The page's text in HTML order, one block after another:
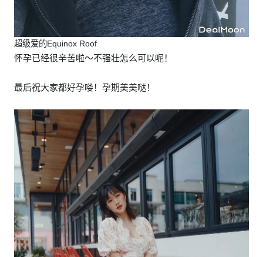
超级爱的Equinox Roof
怀孕已经很辛苦啦～不强壮怎么可以呢！
最后祝大家都好孕喽！孕期美美哒！